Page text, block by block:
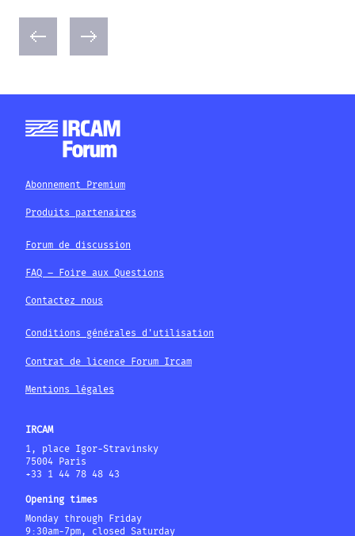
Abonnement Premium
Produits partenaires
Forum de discussion
FAQ – Foire aux Questions
Contactez nous
Conditions générales d'utilisation
Contrat de licence Forum Ircam
Mentions légales
IRCAM
1, place Igor-Stravinsky
75004 Paris
+33 1 44 78 48 43
Opening times
Monday through Friday
9:30am-7pm, closed Saturday